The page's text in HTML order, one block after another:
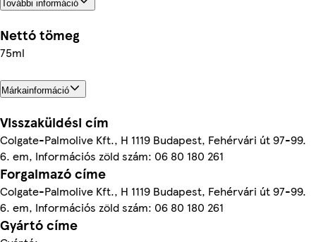
További információ
Nettó tömeg
75ml
Márkainformáció
Visszaküldési cím
Colgate-Palmolive Kft., H 1119 Budapest, Fehérvári út 97-99.
6. em, Információs zöld szám: 06 80 180 261
Forgalmazó címe
Colgate-Palmolive Kft., H 1119 Budapest, Fehérvári út 97-99.
6. em, Információs zöld szám: 06 80 180 261
Gyártó címe